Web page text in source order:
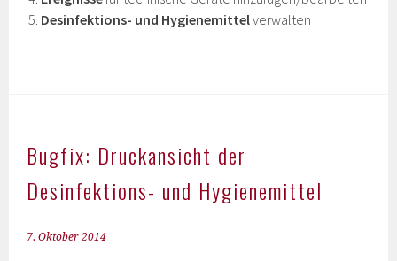
Desinfektions- und Hygienemittelverwalten
Bugfix: Druckansicht der
Desinfektions- und Hygienemittel
7. Oktober 2014